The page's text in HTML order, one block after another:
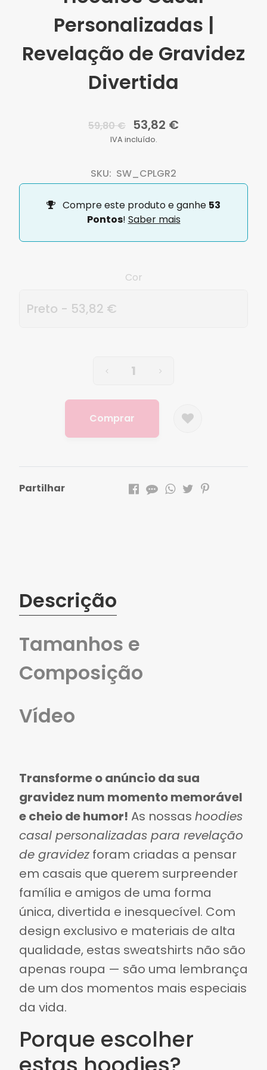
Personalizadas |
Revelação de Gravidez
Divertida
59,80 € 53,82 €
IVA incluído.
SKU: SW_CPLGR2
Compre este produto e ganhe 53
Pontos! Saber mais
Cor
Comprar
Partilhar
Descrição
Tamanhos e
Composição
Vídeo
Transforme o anúncio da sua
gravidez num momento memorável
e cheio de humor! As nossas hoodies
casal personalizadas para revelação
de gravidez foram criadas a pensar
em casais que querem surpreender
família e amigos de uma forma
única, divertida e inesquecível. Com
design exclusivo e materiais de alta
qualidade, estas sweatshirts não são
apenas roupa — são uma lembrança
de um dos momentos mais especiais
da vida.
Porque escolher